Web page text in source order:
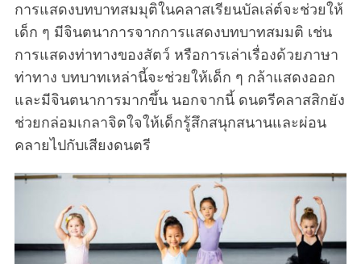
การแสดงบทบาทสมมุติในคลาสเรียนบัลเล่ต์จะช่วยให้
เด็ก ๆ มีจินตนาการจากการแสดงบทบาทสมมติ เช่น
การแสดงท่าทางของสัตว์ หรือการเล่าเรื่องด้วยภาษา
ท่าทาง บทบาทเหล่านี้จะช่วยให้เด็ก ๆ กล้าแสดงออก
และมีจินตนาการมากขึ้น นอกจากนี้ ดนตรีคลาสสิกยัง
ช่วยกล่อมเกลาจิตใจให้เด็กรู้สึกสนุกสนานและผ่อน
คลายไปกับเสียงดนตรี